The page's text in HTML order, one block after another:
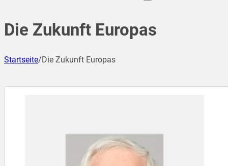
Die Zukunft Europas
Startseite/Die Zukunft Europas